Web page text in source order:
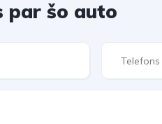
par šo auto